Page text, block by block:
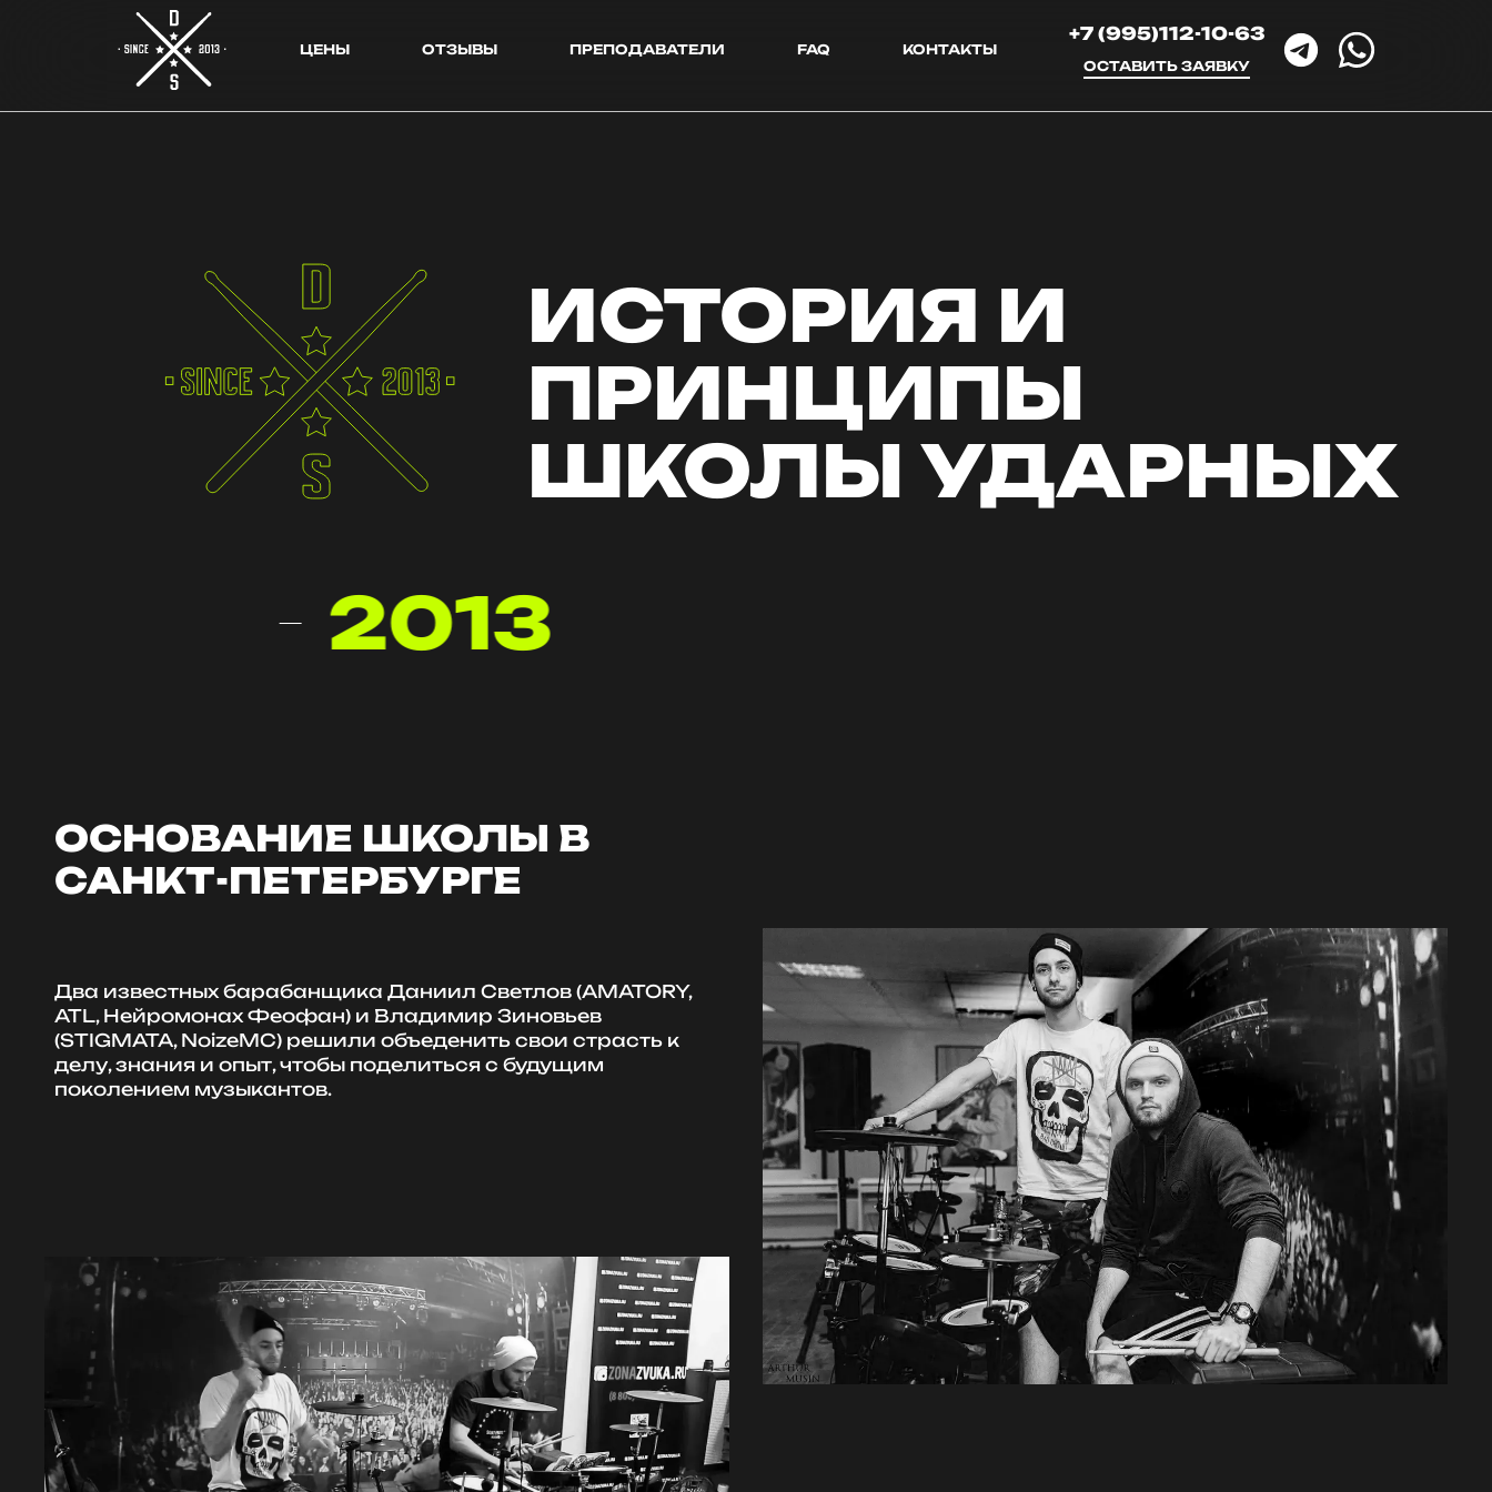
Skip to main content
ЦЕНЫ ОТЗЫВЫ ПРЕПОДАВАТЕЛИ FAQ КОНТАКТЫ
+7 (995)112-10-63
ОСТАВИТЬ ЗАЯВКУ
ИСТОРИЯ И
ПРИНЦИПЫ
ШКОЛЫ УДАРНЫХ
2013
ОСНОВАНИЕ ШКОЛЫ В
САНКТ-ПЕТЕРБУРГЕ
Два известных барабанщика Даниил Светлов (AMATORY,
ATL, Нейромонах Феофан) и Владимир Зиновьев
(STIGMATA, NoizeMC) решили объеденить свои страсть к
делу, знания и опыт, чтобы поделиться с будущим
поколением музыкантов.